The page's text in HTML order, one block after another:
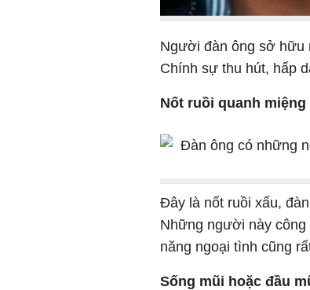
Người đàn ông sở hữu
Chính sự thu hút, hấp
Nốt ruồi quanh miệng
Đây là nốt ruồi xấu,
Những người này công
năng ngoại tình cũng
Sống mũi hoặc đầu